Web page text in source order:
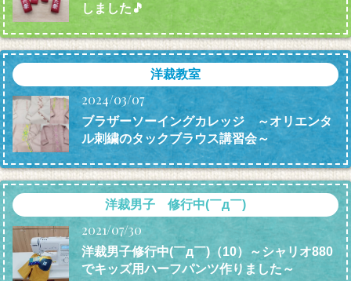
しました🎵
洋裁教室
2024/03/07
ブラザーソーイングカレッジ ～オリエンタ
ル刺繍のタックブラウス講習会～
洋裁男子 修行中(￣д￣)
2021/07/30
洋裁男子修行中(￣д￣)（10）～シャリオ880
でキッズ用ハーフパンツ作りました～